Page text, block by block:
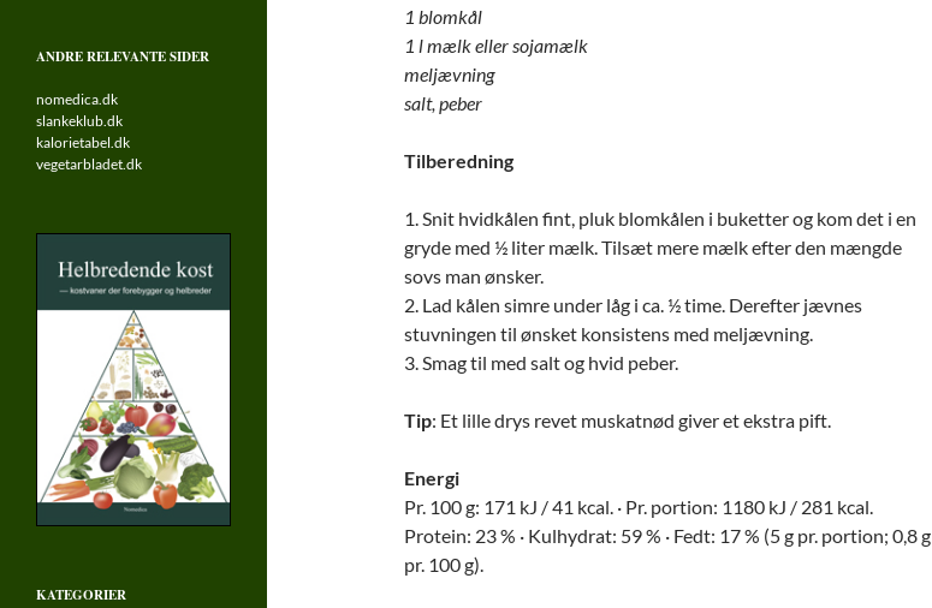
1 blomkål
1 l mælk eller sojamælk
meljævning
salt, peber
Tilberedning
1. Snit hvidkålen fint, pluk blomkålen i buketter og kom det i en
gryde med ½ liter mælk. Tilsæt mere mælk efter den mængde
sovs man ønsker.
2. Lad kålen simre under låg i ca. ½ time. Derefter jævnes
stuvningen til ønsket konsistens med meljævning.
3. Smag til med salt og hvid peber.
Tip: Et lille drys revet muskatnød giver et ekstra pift.
Energi
Pr. 100 g: 171 kJ / 41 kcal. · Pr. portion: 1180 kJ / 281 kcal.
Protein: 23 % · Kulhydrat: 59 % · Fedt: 17 % (5 g pr. portion; 0,8 g
pr. 100 g).
ANDRE RELEVANTE SIDER
nomedica.dk
slankeklub.dk
kalorietabel.dk
vegetarbladet.dk
KATEGORIER